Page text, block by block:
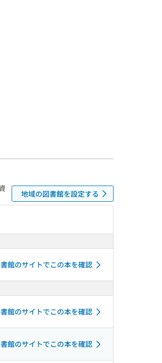
地域の図書館を設定する
館のサイトでこの本を確認
館のサイトでこの本を確認
館のサイトでこの本を確認